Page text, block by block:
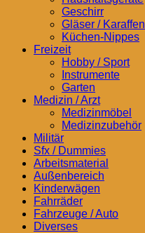
Geschirr
Gläser / Karaffen
Küchen-Nippes
Freizeit
Hobby / Sport
Instrumente
Garten
Medizin / Arzt
Medizinmöbel
Medizinzubehör
Militär
Sfx / Dummies
Arbeitsmaterial
Außenbereich
Kinderwägen
Fahrräder
Fahrzeuge / Auto
Diverses